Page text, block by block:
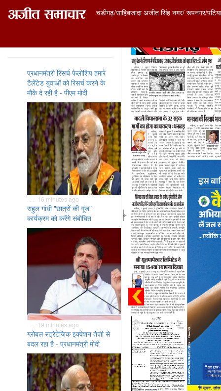
चंडीगढ़/साहिबजादा अजीत सिंह नगर/ रूपनगर/
प्रधानमंत्री रिसर्च फेलोशिप हमारे
टैलेंटेड युवाओं को रिसर्च करने के
मौके दे रही है - पीएम मोदी
. . . 16 minutes ago
राहुल गांधी "छात्रों की गूंज"
कार्यक्रम को करेंगे संबोधित
. . . 19 minutes ago
ग्लोबल स्ट्रेटेजिक इक्वेशन तेज़ी से
बदल रहा है - प्रधानमंत्री मोदी